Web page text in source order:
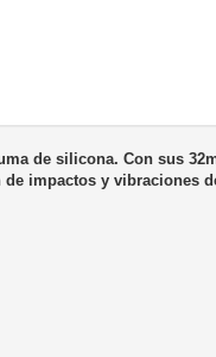
de silicona. Con sus
impactos y vibraciones